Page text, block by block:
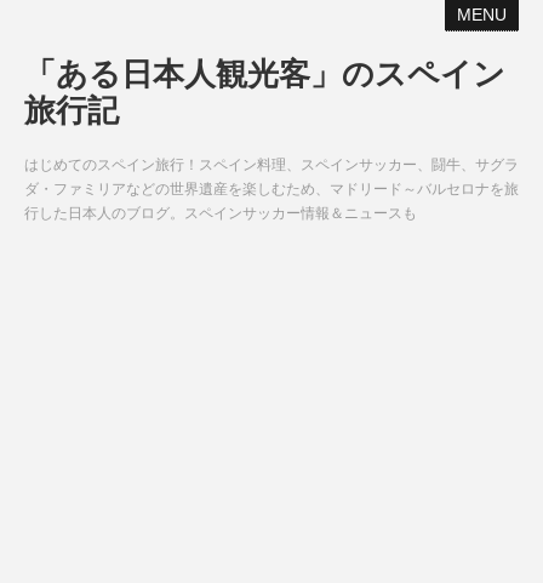
MENU
「ある日本人観光客」のスペイン
旅行記
はじめてのスペイン旅行！スペイン料理、スペインサッカー、闘牛、サグラ
ダ・ファミリアなどの世界遺産を楽しむため、マドリード～バルセロナを旅
行した日本人のブログ。スペインサッカー情報＆ニュースも